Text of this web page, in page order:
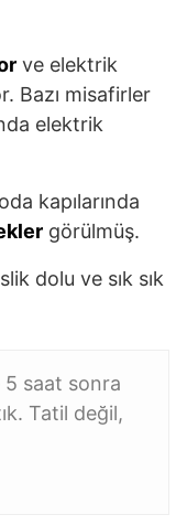
ve elektrik
Bazı misafirler
elektrik
kapılarında
görülmüş.
dolu ve sık sık
5 saat sonra
Tatil değil,